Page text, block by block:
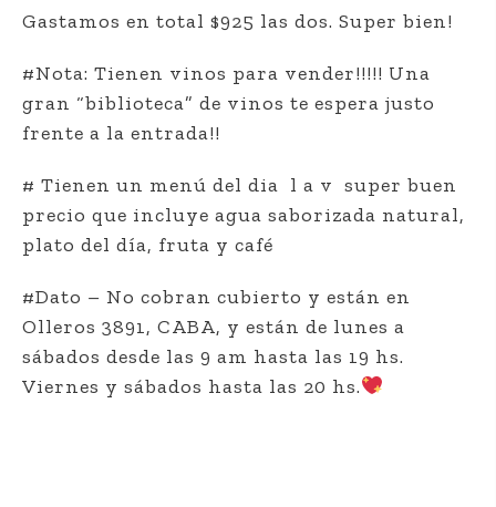
Gastamos en total $925 las dos. Super bien!
#Nota: Tienen vinos para vender!!!!! Una
gran “biblioteca” de vinos te espera justo
frente a la entrada!!
# Tienen un menú del dia l a v super buen
precio que incluye agua saborizada natural,
plato del día, fruta y café
#Dato – No cobran cubierto y están en
Olleros 3891, CABA, y están de lunes a
sábados ‪desde las 9 am hasta las 19 hs.
Viernes y sábados hasta las 20 hs.